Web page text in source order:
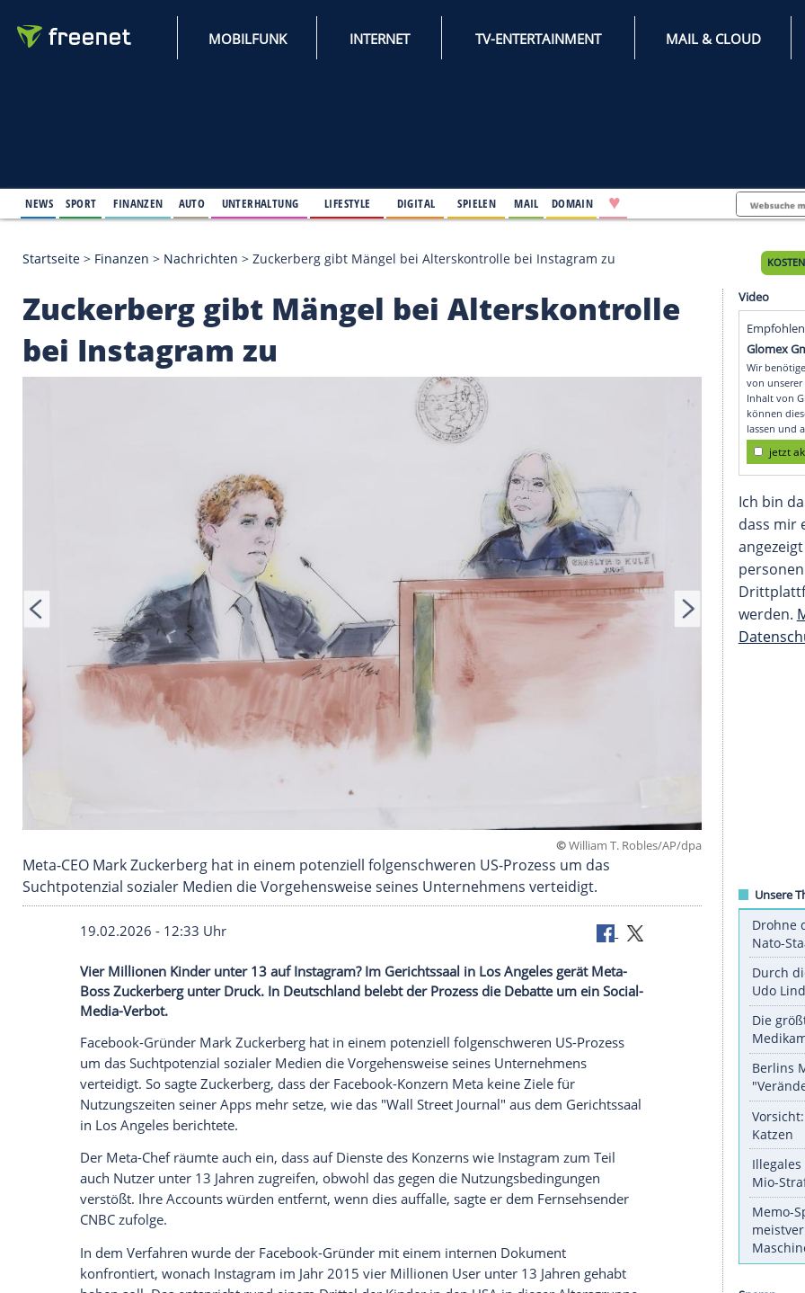
MOBILFUNK INTERNET TV-ENTERTAINMENT
Startseite > Finanzen > Nachrichten >Zuckerberg gibt Mängel bei Alterskontrolle bei Instagram zu
Zuckerberg gibt Mängel bei
William T. Robles/
Meta-CEO Mark Zuckerberg hat in einem potenziell folgenschweren US-Prozess um das
Suchtpotenzial sozialer Medien die Vorgehensweise seines Unternehmens verteidigt.
19.02.2026 - 12:33 Uhr
Vier Millionen Kinder unter 13 auf Instagram? Im Gerichtssaal in Los Angeles gerät Meta-
Boss Zuckerberg unter Druck. In Deutschland belebt der Prozess die Debatte um ein Social-
Media-Verbot.
Facebook-Gründer Mark Zuckerberg hat in einem potenziell folgenschweren US-Prozess
um das Suchtpotenzial sozialer Medien die Vorgehensweise seines Unternehmens